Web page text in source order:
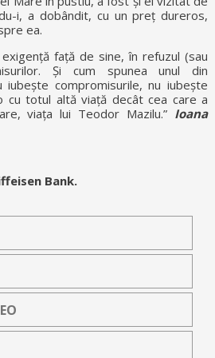
i, a dobândit, cu un preț dureros,
ea.
față de sine, în refuzul (sau
Și cum spunea unul din
iubește compromisurile, nu iubește
cu totul altă viață decât cea care a
viața lui Teodor Mazilu.” Ioana
Bank.